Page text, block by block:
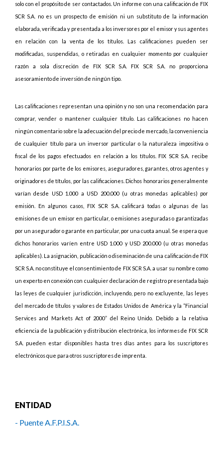
solo con el propósito de ser contactados. Un informe con una calificación de FIX
SCR S.A. no es un prospecto de emisión ni un substituto de la información
elaborada, verificada y presentada a los inversores por el emisor y sus agentes
en relación con la venta de los títulos. Las calificaciones pueden ser
modificadas, suspendidas, o retiradas en cualquier momento por cualquier
razón a sola discreción de FIX SCR S.A. FIX SCR S.A. no proporciona
asesoramiento de inversión de ningún tipo.
Las calificaciones representan una opinión y no son una recomendación para
comprar, vender o mantener cualquier título. Las calificaciones no hacen
ningún comentario sobre la adecuación del precio de mercado, la conveniencia
de cualquier título para un inversor particular o la naturaleza impositiva o
fiscal de los pagos efectuados en relación a los títulos. FIX SCR S.A. recibe
honorarios por parte de los emisores, aseguradores, garantes, otros agentes y
originadores de títulos, por las calificaciones. Dichos honorarios generalmente
varían desde USD 1.000 a USD 200.000 (u otras monedas aplicables) por
emisión. En algunos casos, FIX SCR S.A. calificará todas o algunas de las
emisiones de un emisor en particular, o emisiones aseguradas o garantizadas
por un asegurador o garante en particular, por una cuota anual. Se espera que
dichos honorarios varíen entre USD 1.000 y USD 200.000 (u otras monedas
aplicables). La asignación, publicación o diseminación de una calificación de FIX
SCR S.A. no constituye el consentimiento de FIX SCR S.A. a usar su nombre como
un experto en conexión con cualquier declaración de registro presentada bajo
las leyes de cualquier jurisdicción, incluyendo, pero no excluyente, las leyes
del mercado de títulos y valores de Estados Unidos de América y la “Financial
Services and Markets Act of 2000” del Reino Unido. Debido a la relativa
eficiencia de la publicación y distribución electrónica, los informes de FIX SCR
S.A. pueden estar disponibles hasta tres días antes para los suscriptores
electrónicos que para otros suscriptores de imprenta.
ENTIDAD
- Puente A.F.P.I.S.A.